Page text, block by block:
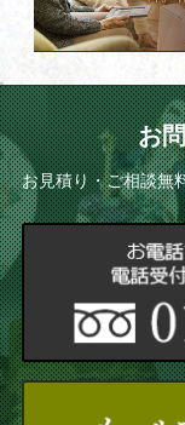
お
お見積り・ご相談無